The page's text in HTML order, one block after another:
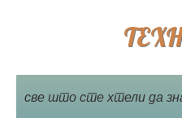
све што сте хтели да